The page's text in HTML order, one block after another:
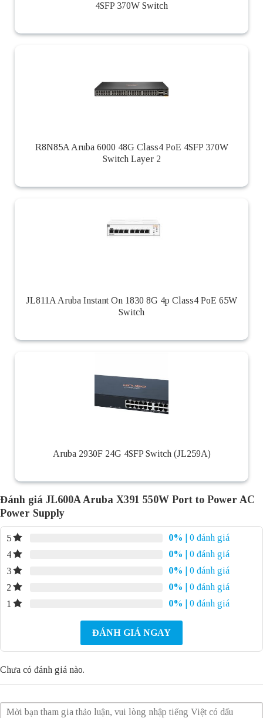
4SFP 370W Switch
R8N85A Aruba 6000 48G Class4 PoE 4SFP 370W
Switch Layer 2
JL811A Aruba Instant On 1830 8G 4p Class4 PoE 65W
Switch
Aruba 2930F 24G 4SFP Switch (JL259A)
Đánh giá JL600A Aruba X391 550W Port to Power AC
Power Supply
5 0%
| 0 đánh giá
4
0%
| 0 đánh giá
3
0%
| 0 đánh giá
2
0%
| 0 đánh giá
1
0% | 0 đánh giá
ĐÁNH GIÁ NGAY
Chưa có đánh giá nào.